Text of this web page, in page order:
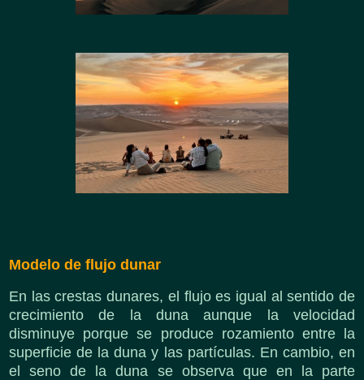
Modelo de flujo dunar
En las crestas dunares, el flujo es igual al sentido de
crecimiento de la duna aunque la velocidad
disminuye porque se produce rozamiento entre la
superficie de la duna y las partículas. En cambio, en
el seno de la duna se observa que en la parte